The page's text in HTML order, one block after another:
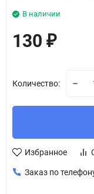
В наличии
130 ₽
Количество:
Избранное
Заказ по